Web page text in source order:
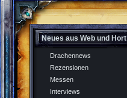
Neues aus Web und Hort
Drachennews
Rezensionen
Messen
Interviews